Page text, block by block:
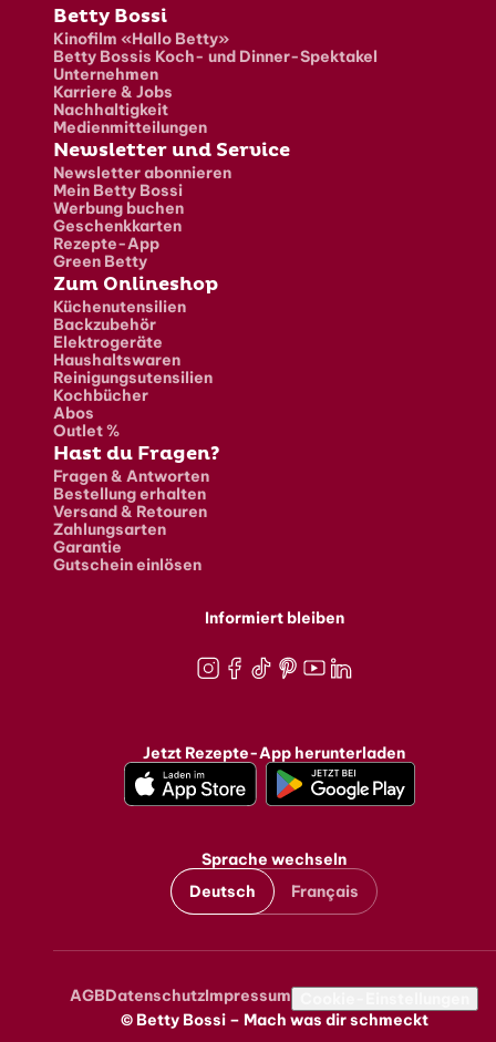
Fusszeile
Betty Bossi
Kinofilm «Hallo Betty»
Betty Bossis Koch- und Dinner-Spektakel
Unternehmen
Karriere & Jobs
Nachhaltigkeit
Medienmitteilungen
Newsletter und Service
Newsletter abonnieren
Mein Betty Bossi
Werbung buchen
Geschenkkarten
Rezepte-App
Green Betty
Zum Onlineshop
Küchenutensilien
Backzubehör
Elektrogeräte
Haushaltswaren
Reinigungsutensilien
Kochbücher
Abos
Outlet %
Hast du Fragen?
Fragen & Antworten
Bestellung erhalten
Versand & Retouren
Zahlungsarten
Garantie
Gutschein einlösen
Informiert bleiben
Jetzt Rezepte-App herunterladen
Sprache wechseln
Deutsch
Français
Metanavigation
AGBDatenschutzImpressum
© Betty Bossi – Mach was dir schmeckt